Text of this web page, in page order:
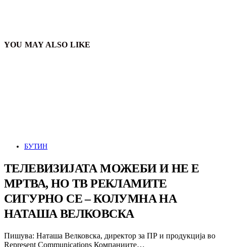
YOU MAY ALSO LIKE
БУТИН
ТЕЛЕВИЗИЈАТА МОЖЕБИ И НЕ Е
МРТВА, НО ТВ РЕКЛАМИТЕ
СИГУРНО СЕ – КОЛУМНА НА
НАТАША ВЕЛКОВСКА
Пишува: Наташа Велковска, директор за ПР и продукција во
Represent Communications Компаниите…